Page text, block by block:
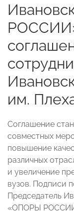
им.
Соглашение
совместных
повышение
различных
и увеличение
вузов. Подписи
Председатель
«ОПОРЫ